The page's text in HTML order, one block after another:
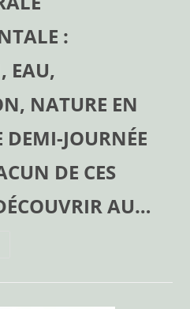
:
EAU,
NATURE EN
JOURNÉE
DE CES
AU…